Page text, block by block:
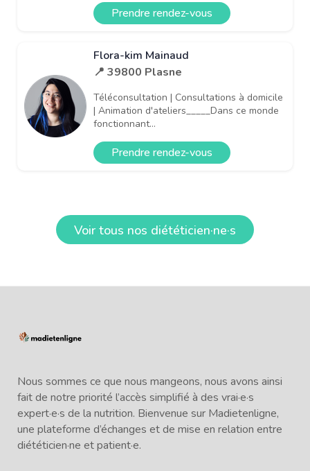
Prendre rendez-vous
Flora-kim Mainaud
📍 39800 Plasne
Téléconsultation | Consultations à domicile
| Animation d'ateliers_____Dans ce monde
fonctionnant...
Prendre rendez-vous
Voir tous nos diététicien·ne·s
Nous sommes ce que nous mangeons, nous avons ainsi
fait de notre priorité l’accès simplifié à des vrai·e·s
expert·e·s de la nutrition. Bienvenue sur Madietenligne,
une plateforme d’échanges et de mise en relation entre
diététicien·ne et patient·e.